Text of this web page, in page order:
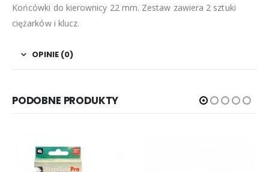
Końcówki do kierownicy 22 mm. Zestaw zawiera 2 sztuki
ciężarków i klucz.
OPINIE (0)
PODOBNE PRODUKTY